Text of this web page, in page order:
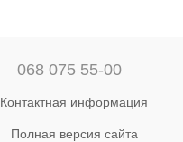
068 075 55-00
Контактная информация
Полная версия сайта